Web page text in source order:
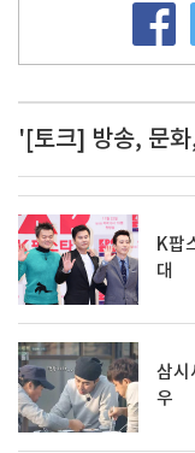
'[토크] 방송, 문
K팝
대
삼시
우